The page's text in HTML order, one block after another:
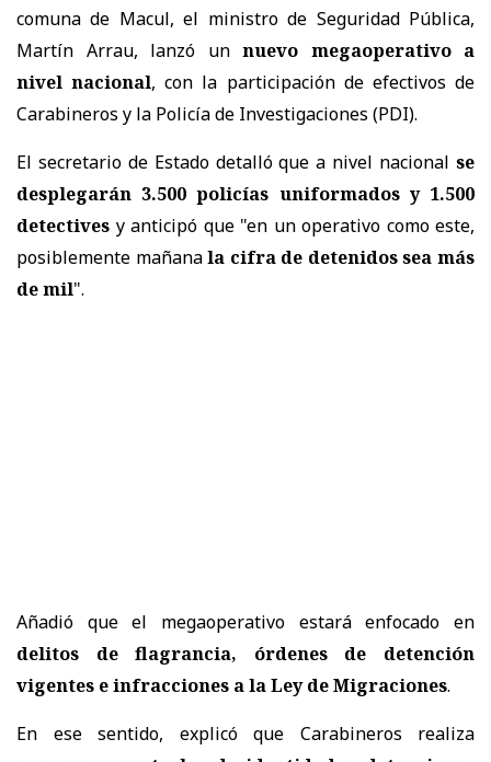
comuna de Macul, el ministro de Seguridad Pública,
Martín Arrau, lanzó un nuevo megaoperativo a
nivel nacional, con la participación de efectivos de
Carabineros y la Policía de Investigaciones (PDI).
El secretario de Estado detalló que a nivel nacional se
desplegarán 3.500 policías uniformados y 1.500
detectives y anticipó que "en un operativo como este,
posiblemente mañanala cifra de detenidos sea más
de mil".
Añadió que el megaoperativo estará enfocado en
delitos de flagrancia, órdenes de detención
vigentes e infracciones a la Ley de Migraciones.
En ese sentido, explicó que Carabineros realiza